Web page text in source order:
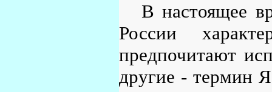
В настоящее
России
предпочитают
другие - термин